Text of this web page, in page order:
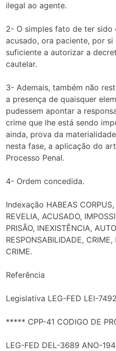
ilegal ao agente.
2- O simples fato de ter sido
acusado, ora paciente, por
suficiente a autorizar a
cautelar.
3- Ademais, também não
a presença de quaisquer
pudessem apontar a
crime que lhe está sendo
ainda, prova da
nesta fase, a aplicação do
Processo Penal.
4- Ordem concedida.
Indexação HABEAS CORPUS,
REVELIA, ACUSADO,
PRISÃO, INEXISTÊNCIA,
RESPONSABILIDADE,
CRIME.
Referência
Legislativa LEG-FED LEI-
***** CPP-41 CODIGO DE
LEG-FED DEL-3689 ANO-